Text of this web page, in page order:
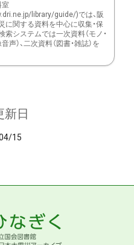
室
library/guide/)では、阪
に関する資料を中心に収集・保
索システムでは一次資料（モノ・
声）、二次資料（図書・雑誌）を
新日
15